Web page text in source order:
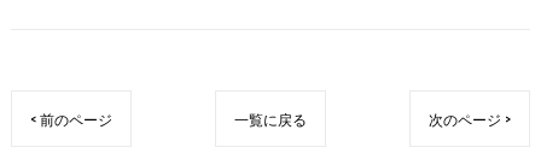
< 前のページ 一覧に戻る 次のページ >